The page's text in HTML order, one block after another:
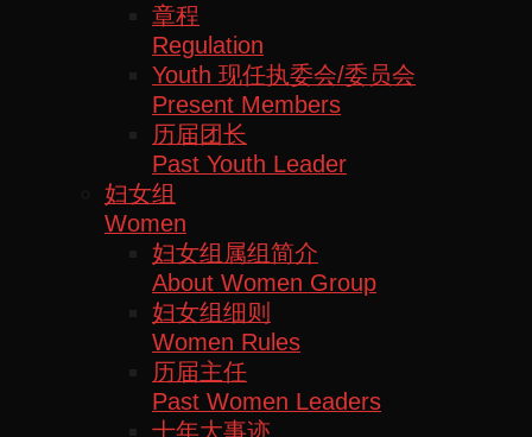
章程
Regulation
Youth 现任执委会/委员会
Present Members
历届团长
Past Youth Leader
妇女组
Women
妇女组属组简介
About Women Group
妇女组细则
Women Rules
历届主任
Past Women Leaders
十年大事迹